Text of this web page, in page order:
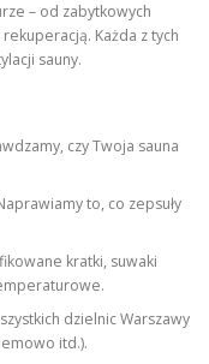
– od zabytkowych
Każda z tych
sauny.
czy Twoja sauna
to, co zepsuły
kratki, suwaki
dzielnic Warszawy
itd.).